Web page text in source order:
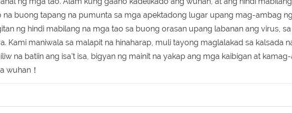
buong tapang na pumunta sa mga apektadong lugar upang mag-ambag ng
ng hindi mabilang na mga tao sa buong orasan upang labanan ang virus,
Kami maniwala sa malapit na hinaharap, muli tayong maglalakad sa kalsada
na batiin ang isa't isa, bigyan ng mainit na yakap ang mga kaibigan at kamag-
wuhan！